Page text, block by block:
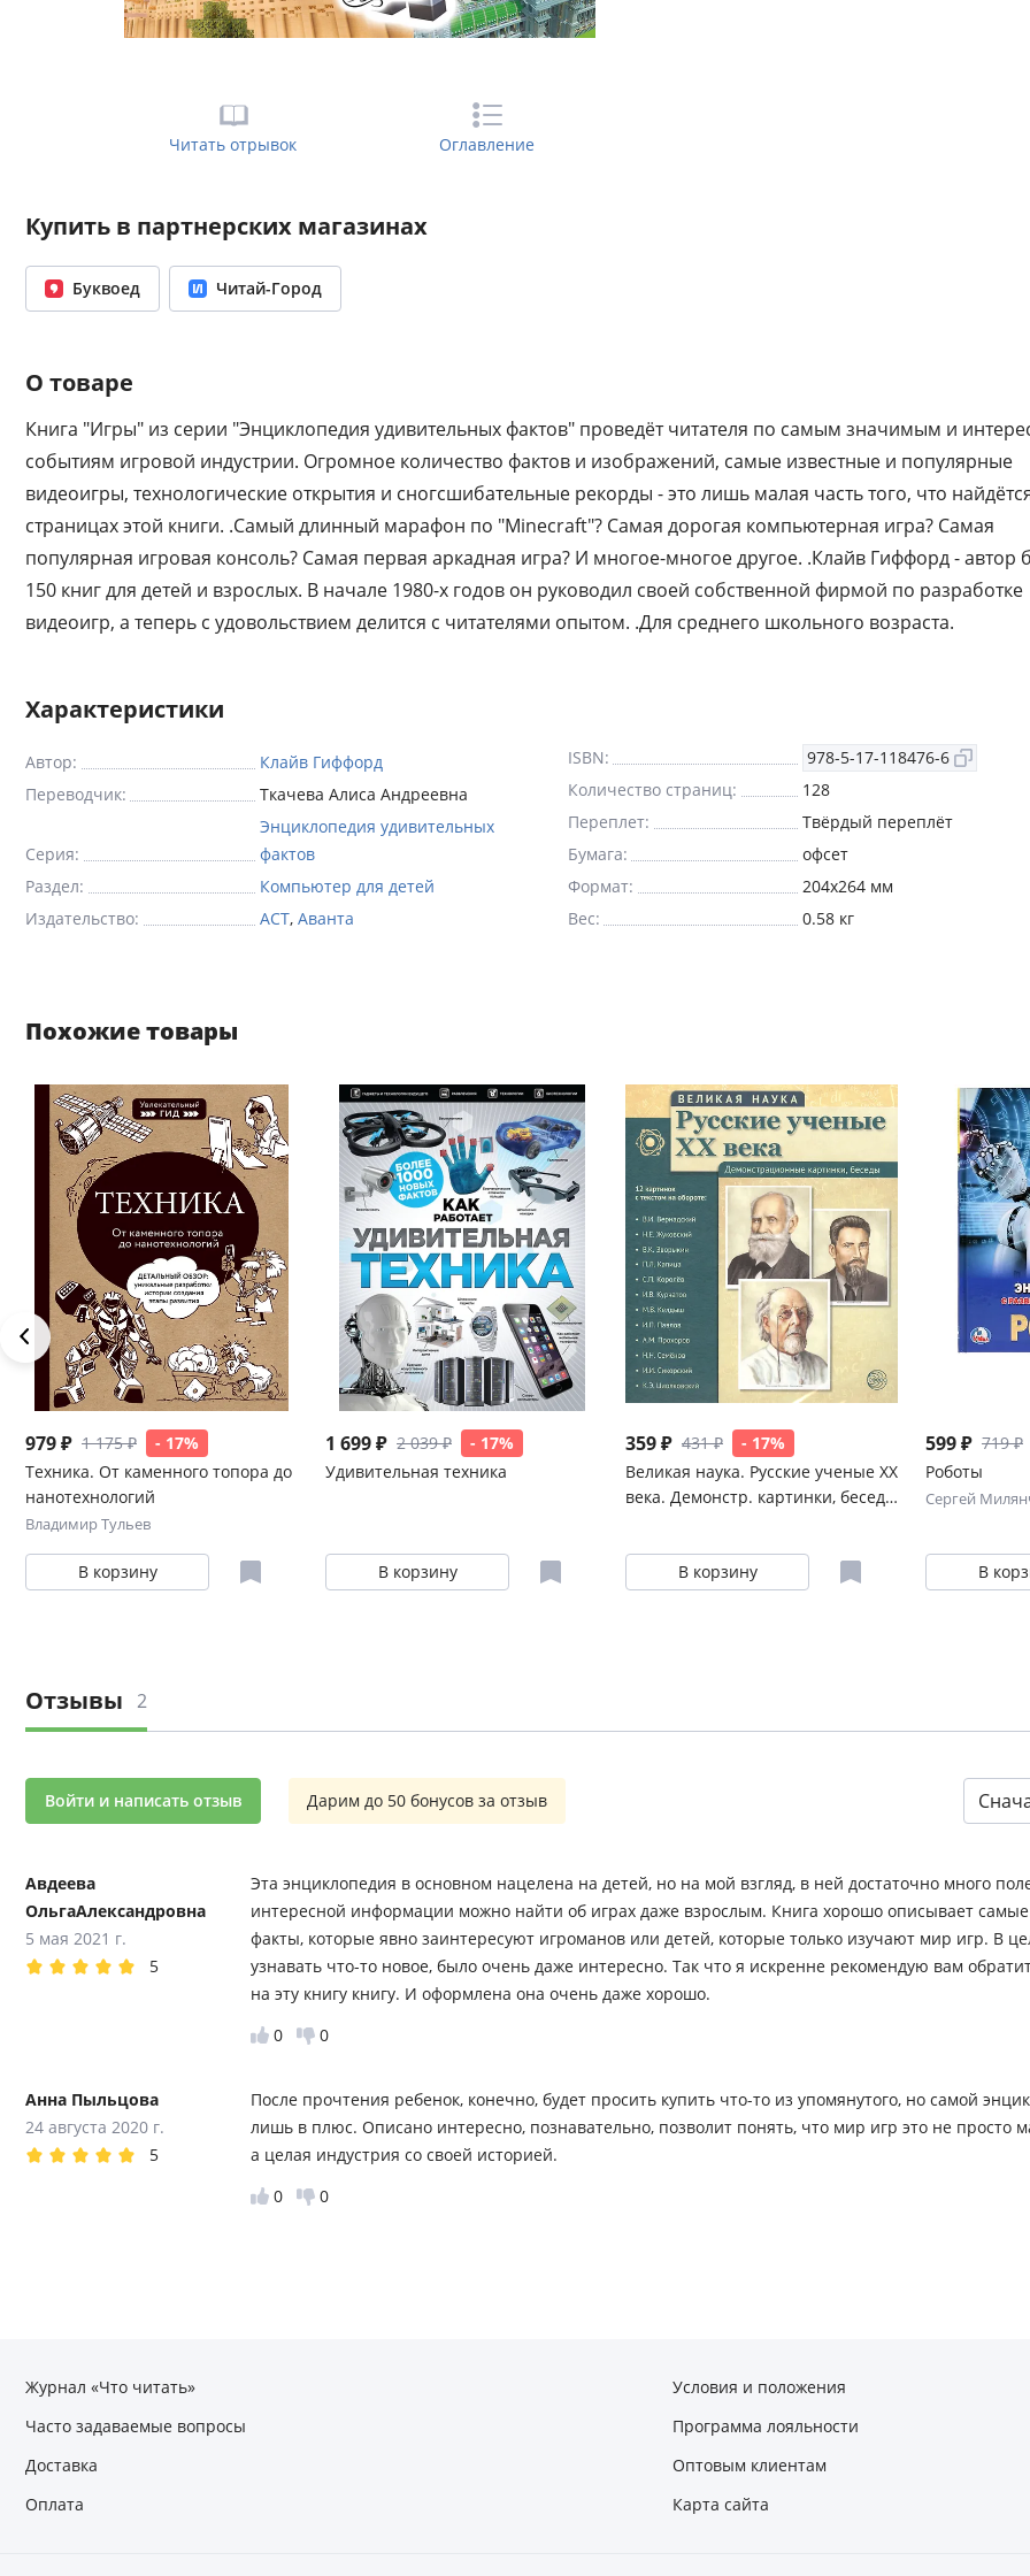
Читать отрывок Оглавление
Купить в партнерских магазинах
Буквоед Читай-Город
О товаре
Книга "Игры" из серии "Энциклопедия удивительных фактов" проведёт читателя по самым значимым и
событиям игровой индустрии. Огромное количество фактов и изображений, самые известные и популярные
видеоигры, технологические открытия и сногсшибательные рекорды - это лишь малая часть того, что
страницах этой книги. .Самый длинный марафон по "Minecraft"? Самая дорогая компьютерная игра? Самая
популярная игровая консоль? Самая первая аркадная игра? И многое-многое другое. .Клайв Гиффорд - автор
150 книг для детей и взрослых. В начале 1980-х годов он руководил своей собственной фирмой по разработке
видеоигр, а теперь с удовольствием делится с читателями опытом. .Для среднего школьного возраста.
Характеристики
Автор:
Клайв Гиффорд
Переводчик:
Ткачева Алиса Андреевна
Серия:
Энциклопедия удивительных
фактов
Раздел:
Компьютер для детей
Издательство:
АСТ, Аванта
ISBN:
978-5-17-118476-6
Количество страниц:
128
Переплет:
Твёрдый переплёт
Бумага:
офсет
Формат:
204x264 мм
Вес:
0.58 кг
Похожие товары
979 ₽ 1 175 ₽
- 17%
Техника. От каменного топора до
нанотехнологий
Владимир Тульев
В корзину
1 699 ₽ 2 039 ₽
- 17%
Удивительная техника
В корзину
359 ₽ 431 ₽
- 17%
Великая наука. Русские ученые XX
века. Демонстр. картинки, беседы
В корзину
599 ₽ 719 ₽
Роботы
Сергей
В
Отзывы 2
Войти и написать отзыв Дарим до 50 бонусов за отзыв
Авдеева
ОльгаАлександровна
5 мая 2021 г.
5
Эта энциклопедия в основном нацелена на детей, но на мой взгляд, в ней достаточно много
интересной информации можно найти об играх даже взрослым. Книга хорошо описывает
факты, которые явно заинтересуют игроманов или детей, которые только изучают мир игр. В
узнавать что-то новое, было очень даже интересно. Так что я искренне рекомендую вам
на эту книгу книгу. И оформлена она очень даже хорошо.
0
0
Анна Пыльцова
24 августа 2020 г.
5
После прочтения ребенок, конечно, будет просить купить что-то из упомянутого, но самой
лишь в плюс. Описано интересно, познавательно, позволит понять, что мир игр это не просто
а целая индустрия со своей историей.
0
0
Журнал «Что читать»
Часто задаваемые вопросы
Доставка
Оплата
Условия и положения
Программа лояльности
Оптовым клиентам
Карта сайта